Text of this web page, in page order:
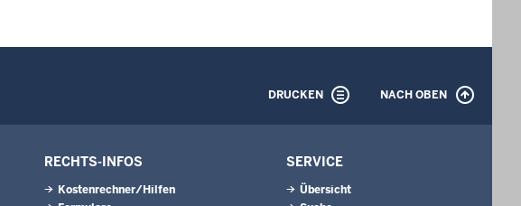
DRUCKEN NACH OBEN
RECHTS-INFOS
Kostenrechner/Hilfen
SERVICE
Übersicht